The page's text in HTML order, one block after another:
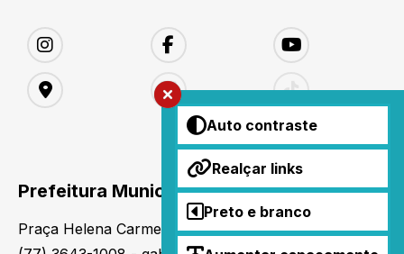
Auto contraste
Realçar links
Preto e branco
Prefeitura Municipal de Matina
Praça Helena Carmem de Castro Donato, S/N